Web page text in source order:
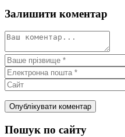
Залишити коментар
Пошук по сайту